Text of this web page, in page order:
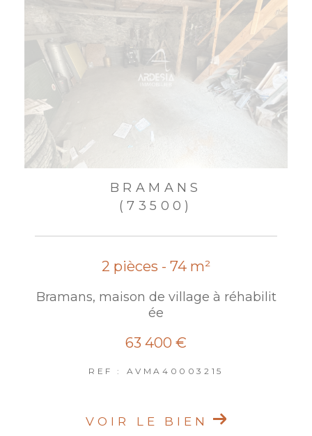
BRAMANS
(73500)
2 pièces - 74 m²
Bramans, maison de village à réhabilit
ée
63 400 €
REF : AVMA40003215
VOIR LE BIEN